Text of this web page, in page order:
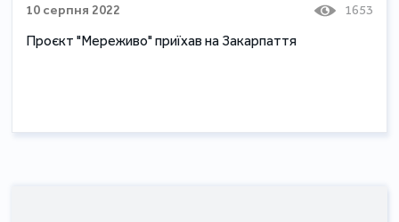
10 серпня 2022 1653
Проєкт "Мереживо" приїхав на Закарпаття